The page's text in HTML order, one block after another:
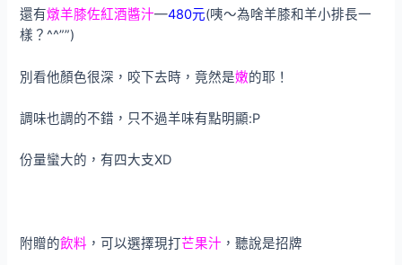
還有燉羊膝佐紅酒醬汁—480元(咦～為啥羊膝和羊小排長一
樣？^^””)
別看他顏色很深，咬下去時，竟然是嫩的耶！
調味也調的不錯，只不過羊味有點明顯:P
份量蠻大的，有四大支XD
附贈的飲料 ，可以選擇現打芒果汁 ，聽說是招牌